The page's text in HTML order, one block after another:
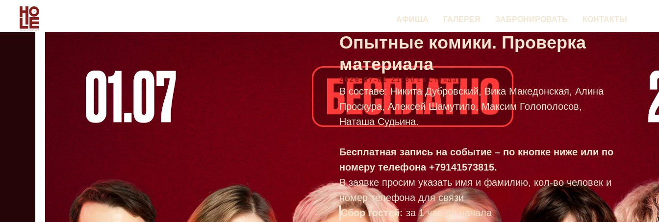
АФИША ГАЛЕРЕЯ ЗАБРОНИРОВАТЬ КОНТАКТЫ
Опытные комики. Проверка
материала
2026-07-01 21:30 ср Стендап
В составе: Никита Дубровский, Вика Македонская, Алина
Проскура, Алексей Шамутило, Максим Голополосов,
Наташа Судьина.
Бесплатная запись на событие – по кнопке ниже или по
номеру телефона +79141573815.
В заявке просим указать имя и фамилию, кол-во человек и
номер телефона для связи
Сбор гостей: за 1 час до начала